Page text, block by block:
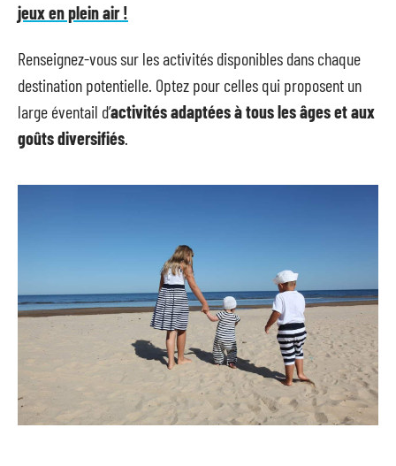
jeux en plein air !
Renseignez-vous sur les activités disponibles dans chaque
destination potentielle. Optez pour celles qui proposent un
large éventail d’activités adaptées à tous les âges et aux
goûts diversifiés.